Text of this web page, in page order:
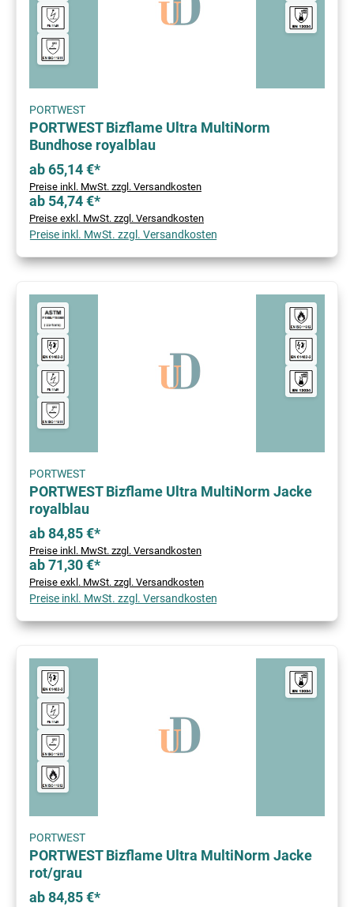
PORTWEST
PORTWEST Bizflame Ultra MultiNorm
Bundhose royalblau
ab 65,14 €*
Preise inkl. MwSt. zzgl. Versandkosten
ab 54,74 €*
Preise exkl. MwSt. zzgl. Versandkosten
Preise inkl. MwSt. zzgl. Versandkosten
PORTWEST
PORTWEST Bizflame Ultra MultiNorm Jacke
royalblau
ab 84,85 €*
Preise inkl. MwSt. zzgl. Versandkosten
ab 71,30 €*
Preise exkl. MwSt. zzgl. Versandkosten
Preise inkl. MwSt. zzgl. Versandkosten
PORTWEST
PORTWEST Bizflame Ultra MultiNorm Jacke
rot/grau
ab 84,85 €*